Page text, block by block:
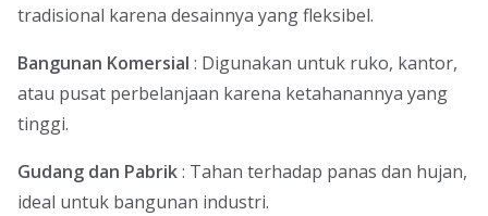
tradisional karena desainnya yang fleksibel.
Bangunan Komersial : Digunakan untuk ruko, kantor,
atau pusat perbelanjaan karena ketahanannya yang
tinggi.
Gudang dan Pabrik: Tahan terhadap panas dan hujan,
ideal untuk bangunan industri.